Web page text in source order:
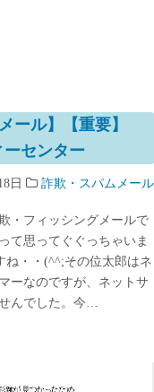
ール】【重要】
ーセンター
日 詐欺・スパムメール
・フィッシングメールで
て思ってぐぐっちゃいま
ね・・(^^;その位太郎はネ
ーなのですが、ネットサ
んでした。今…